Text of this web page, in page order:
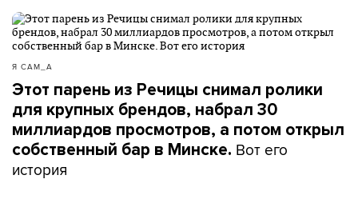
Я САМ_А
Этот парень из Речицы снимал ролики
для крупных брендов, набрал 30
миллиардов просмотров, а потом открыл
собственный бар в Минске. Вот его
история